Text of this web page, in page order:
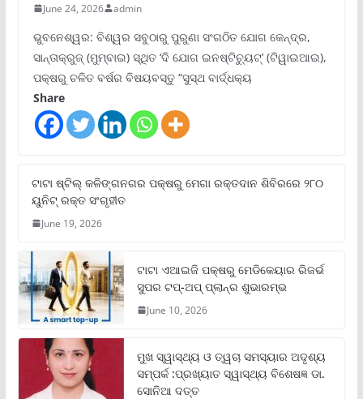
June 24, 2026 admin
ଭୁବନେଶ୍ୱର: ବିଶ୍ୱର ସବୁଠାରୁ ପୁରୁଣା ସଂଗଠିତ ଯୋଗ କେନ୍ଦ୍ର,
ସାନ୍ତାକ୍ରୁଜ୍ (ମୁମ୍ବାଇ) ସ୍ଥିତ ‘ଦି ଯୋଗ ଇନଷ୍ଟିଚ୍ୟୁଟ୍‌’ (ଟିୱାଇଆଇ),
ପକ୍ଷରୁ ଚଳିତ ବର୍ଷର ବିଷୟବସ୍ତୁ “ସୁସ୍ଥ ବାର୍ଦ୍ଧକ୍ୟ
Share
ଟାଟା ଷ୍ଟିଲ୍‌ କଳିଙ୍ଗନଗର ପକ୍ଷରୁ ମେଗା ରକ୍ତଦାନ ଶିବିରରେ ୨୮୦
ୟୁନିଟ୍‌ ରକ୍ତ ସଂଗୃହୀତ
June 19, 2026
ଟାଟା ଏଆଇଜି ପକ୍ଷରୁ ମେଡିକେୟାର ରିଜର୍ଭ
ସୁପର ଟପ୍‌-ଅପ୍ ପ୍ଲାନ୍‌ର ଶୁଭାରମ୍ଭ
June 10, 2026
ମୁଖ ସ୍ୱାସ୍ଥ୍ୟ ଓ ତ୍ୱଚା ସମସ୍ୟାର ଅଦୃଶ୍ୟ
ସମ୍ପର୍କ :ପ୍ରଖ୍ୟାତ ସ୍ୱାସ୍ଥ୍ୟ ବିଶେଷଜ୍ଞ ଡା.
ସୋନିଆ ଦତ୍ତ